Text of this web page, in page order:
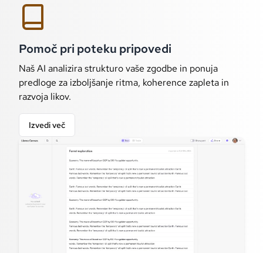
Pomoč pri poteku pripovedi
Naš AI analizira strukturo vaše zgodbe in ponuja
predloge za izboljšanje ritma, koherence zapleta in
razvoja likov.
Izvedi več